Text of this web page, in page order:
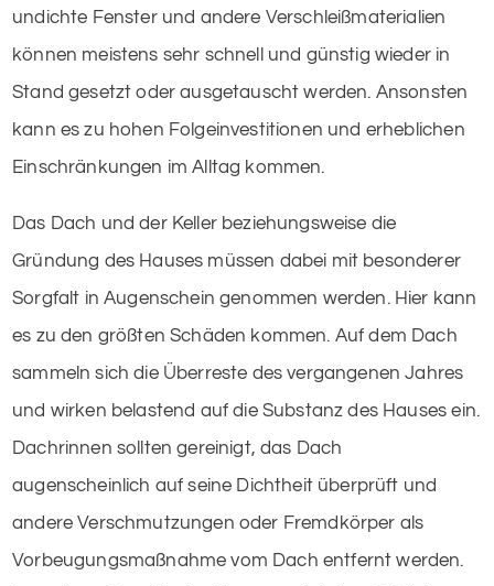
undichte Fenster und andere Verschleißmaterialien
können meistens sehr schnell und günstig wieder in
Stand gesetzt oder ausgetauscht werden. Ansonsten
kann es zu hohen Folgeinvestitionen und erheblichen
Einschränkungen im Alltag kommen.
Das Dach und der Keller beziehungsweise die
Gründung des Hauses müssen dabei mit besonderer
Sorgfalt in Augenschein genommen werden. Hier kann
es zu den größten Schäden kommen. Auf dem Dach
sammeln sich die Überreste des vergangenen Jahres
und wirken belastend auf die Substanz des Hauses ein.
Dachrinnen sollten gereinigt, das Dach
augenscheinlich auf seine Dichtheit überprüft und
andere Verschmutzungen oder Fremdkörper als
Vorbeugungsmaßnahme vom Dach entfernt werden.